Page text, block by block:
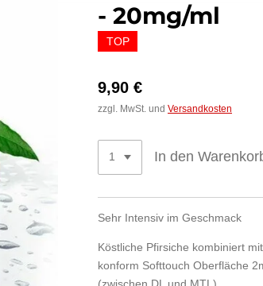
- 20mg/ml
TOP
9,90 €
zzgl. MwSt. und Versandkosten
In den
Sehr Intensiv im Geschmack
Köstliche Pfirsiche kombiniert
konform Softtouch Oberfläche